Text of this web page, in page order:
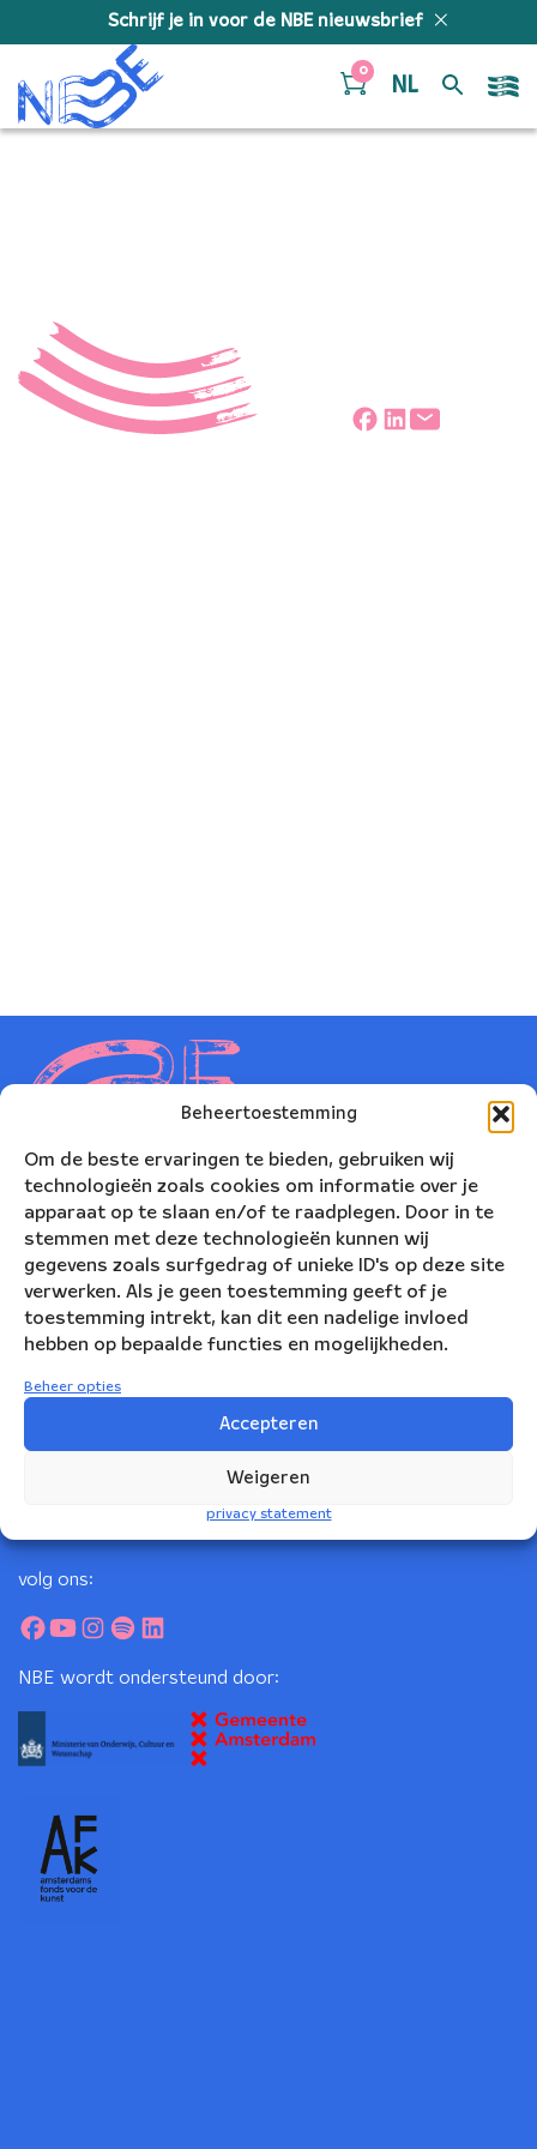
Beheertoestemming
Om de beste ervaringen te bieden, gebruiken wij
technologieën zoals cookies om informatie over je
apparaat op te slaan en/of te raadplegen. Door in te
stemmen met deze technologieën kunnen wij
gegevens zoals surfgedrag of unieke ID's op deze site
verwerken. Als je geen toestemming geeft of je
toestemming intrekt, kan dit een nadelige invloed
hebben op bepaalde functies en mogelijkheden.
Beheer opties
Accepteren
Weigeren
privacy statement
Schrijf je in voor de NBE nieuwsbrief
0
NL
Nederlands Blazers Ensemble
Korte Leidsedwarsstraat 12
volg ons:
NBE wordt ondersteund door: